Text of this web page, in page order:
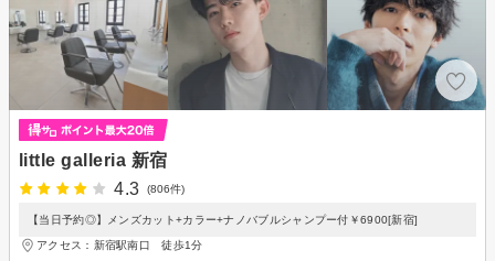
little galleria 新宿
4.3
(806件)
【当日予約◎】メンズカット+カラー+ナノバブルシャンプー付￥6900[新宿]
アクセス：新宿駅南口 徒歩1分